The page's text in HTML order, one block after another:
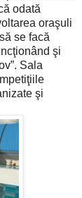
odată
oraşuli
se facă
şi
Sala
şi